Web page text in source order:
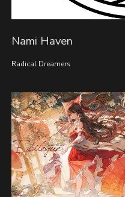
Nami Haven
Radical Dreamers